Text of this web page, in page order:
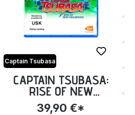
Captain Tsubasa
CAPTAIN TSUBASA:
RISE OF NEW
CHAMPIONS [PS4]
39,90 €*